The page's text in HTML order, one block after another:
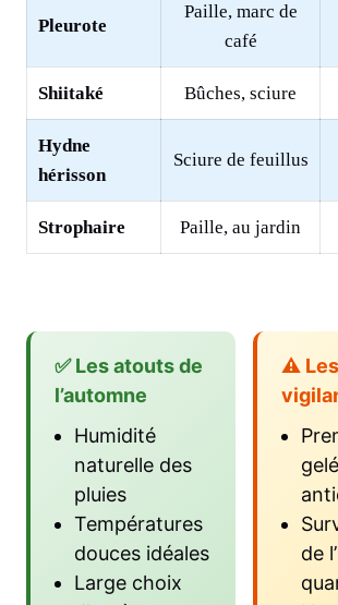
Pleurote
Paille, marc de
café
Shiitaké Bûches, sciure
Hydne
hérisson
Sciure de feuillus
Strophaire Paille, au jardin
✅ Les atouts de
l’automne
Humidité
naturelle des
pluies
Températures
douces idéales
Large choix
⚠️
de